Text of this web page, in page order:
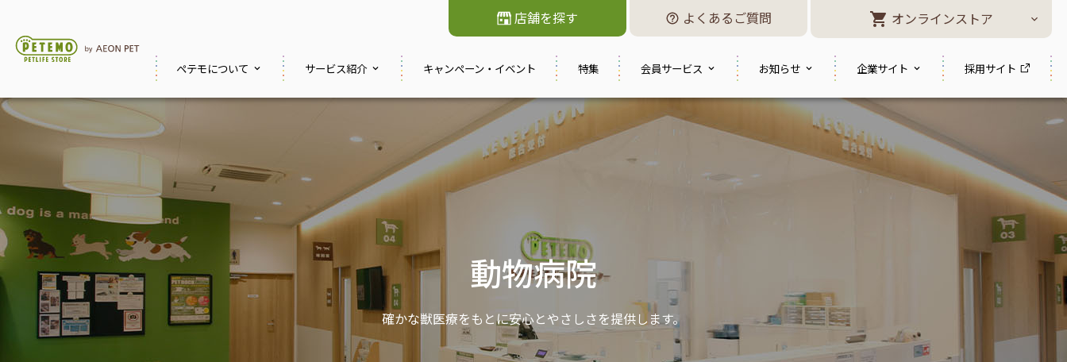
店舗を探す よくあるご質問 オンラインストア
ペテモについて サービス紹介 キャンペーン・ イベント 特集 会員サービス お知らせ 企業サイト 採用サイト
動物病院
確かな獣医療をもとに安心とやさしさを提供します。